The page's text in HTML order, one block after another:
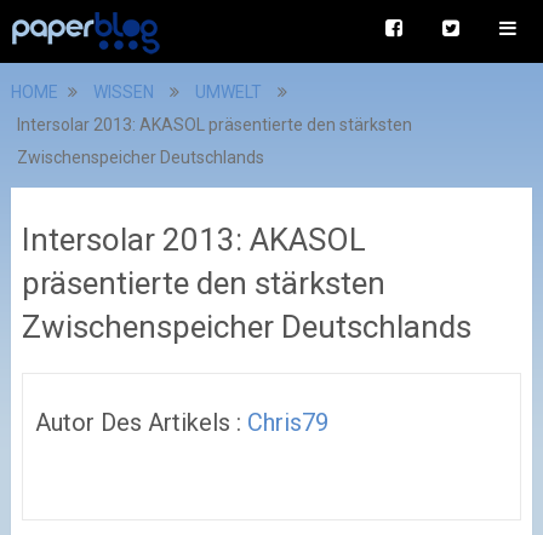
HOME WISSEN
UMWELT
Intersolar 2013: AKASOL präsentierte den stärksten
Zwischenspeicher Deutschlands
Intersolar 2013: AKASOL
präsentierte den stärksten
Zwischenspeicher Deutschlands
Autor Des Artikels : Chris79